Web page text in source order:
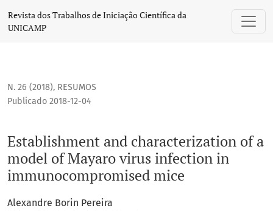
Establishment and characterization of a model of Mayaro
Revista dos Trabalhos de Iniciação Científica da
UNICAMP
N. 26 (2018), RESUMOS
Establishment and characterization of a
model of Mayaro virus infection in
immunocompromised mice
Publicado 2018-12-04
Alexandre Borin Pereira